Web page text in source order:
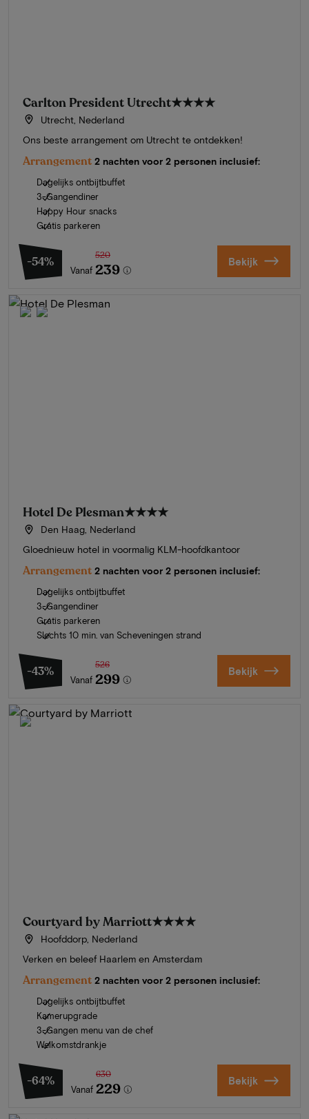
Carlton President Utrecht★★★★
Utrecht, Nederland
Ons beste arrangement om Utrecht te ontdekken!
Arrangement 2 nachten voor 2 personen inclusief:
Dagelijks ontbijtbuffet
3-Gangendiner
Happy Hour snacks
Gratis parkeren
-54%
Vanaf
520
239 Bekijk
Hotel De Plesman★★★★
Den Haag, Nederland
Gloednieuw hotel in voormalig KLM-hoofdkantoor
Arrangement 2 nachten voor 2 personen inclusief:
Dagelijks ontbijtbuffet
3-Gangendiner
Gratis parkeren
Slechts 10 min. van Scheveningen strand
-43%
Vanaf
526
299 Bekijk
Courtyard by Marriott★★★★
Hoofddorp, Nederland
Verken en beleef Haarlem en Amsterdam
Arrangement 2 nachten voor 2 personen inclusief:
Dagelijks ontbijtbuffet
Kamerupgrade
3-Gangen menu van de chef
Welkomstdrankje
-64%
Vanaf
630
229 Bekijk